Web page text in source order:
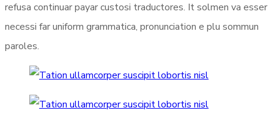
refusa continuar payar custosi traductores. It solmen va esser
necessi far uniform grammatica, pronunciation e plu sommun
paroles.